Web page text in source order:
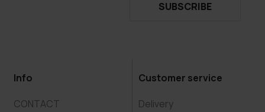
SUBSCRIBE
Info
CONTACT
Customer service
Delivery